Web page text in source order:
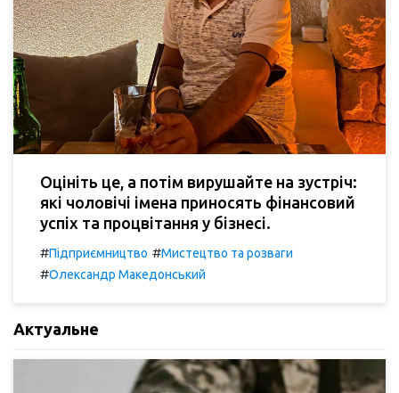
Оцініть це, а потім вирушайте на зустріч:
які чоловічі імена приносять фінансовий
успіх та процвітання у бізнесі.
#Підприємництво #Мистецтво та розваги
#Олександр Македонський
Актуальне